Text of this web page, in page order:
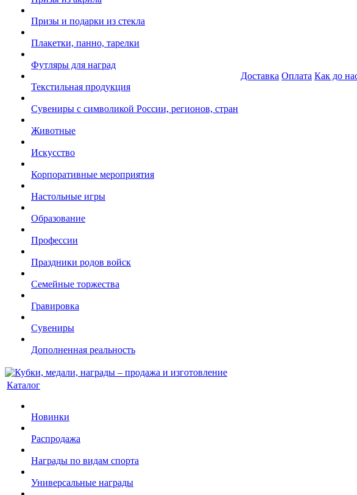
Призы и подарки из стекла
Плакетки, панно, тарелки
Футляры для наград
Текстильная продукция
Сувениры с символикой России, регионов, стран
Животные
Искусство
Корпоративные мероприятия
Настольные игры
Образование
Профессии
Праздники родов войск
Семейные торжества
Гравировка
Сувениры
Дополненная реальность
Доставка Оплата Как до
Каталог
Новинки
Распродажа
Награды по видам спорта
Универсальные награды